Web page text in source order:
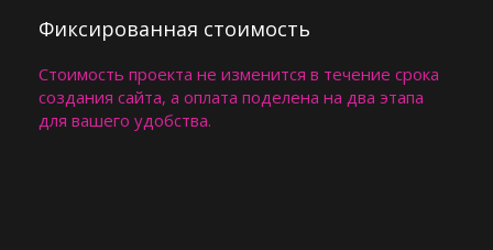
Фиксированная стоимость
Стоимость проекта не изменится в течение срока
создания сайта, а оплата поделена на два этапа
для вашего удобства. ​